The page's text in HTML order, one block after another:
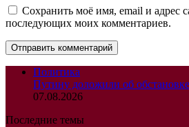
Сохранить моё имя, email и адрес
последующих моих комментариев.
Политика
Путину доложили об
07.08.2026
Последние темы